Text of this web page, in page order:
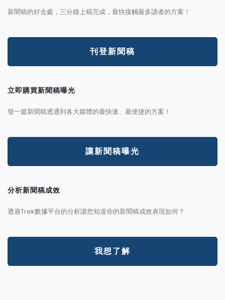
新聞稿的好去處，三分鐘上稿完成，最快接觸最多讀者的方案！
刊登新聞稿
立即購買新聞稿曝光
發一篇新聞稿透通到各大媒體的最快速、最便捷的方案！
讓新聞稿曝光
分析新聞稿成效
透過Trek數據平台的分析讓您知道你的新聞稿成效表現如何？
我想了解